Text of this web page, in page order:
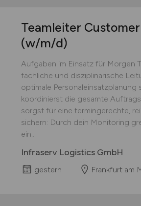
Teamleiter
(w/m/d)
Aufgaben im Einsatz für Morgen
fachliche und disziplinarische
optimale Personaleinsatzplanung
koordinierst die gesamte
sorgst für eine termingerechte,
sichern: Durch dein Monitoring
ein...
Infraserv Logistics GmbH
gestern Frankfurt am